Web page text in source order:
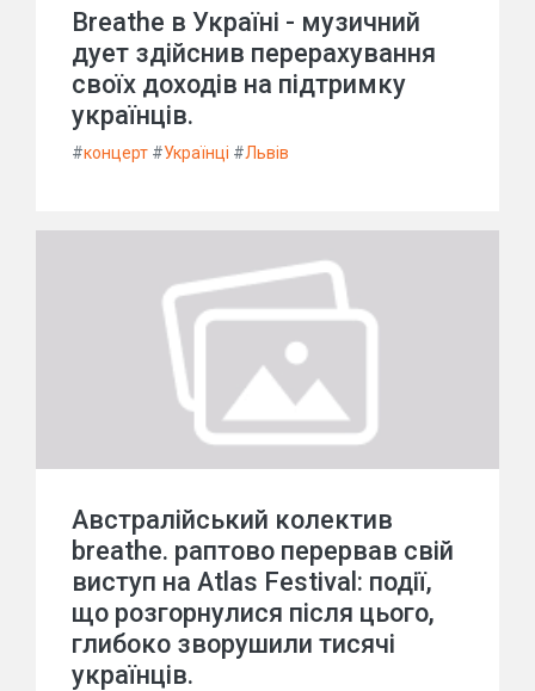
Breathe в Україні - музичний
дует здійснив перерахування
своїх доходів на підтримку
українців.
#концерт #Українці #Львів
Австралійський колектив
breathe. раптово перервав свій
виступ на Atlas Festival: події,
що розгорнулися після цього,
глибоко зворушили тисячі
українців.